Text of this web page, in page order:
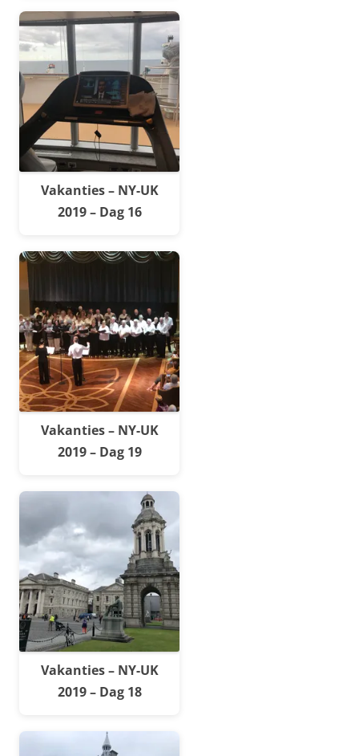
Vakanties – NY-UK
2019 – Dag 16
Vakanties – NY-UK
2019 – Dag 19
Vakanties – NY-UK
2019 – Dag 18